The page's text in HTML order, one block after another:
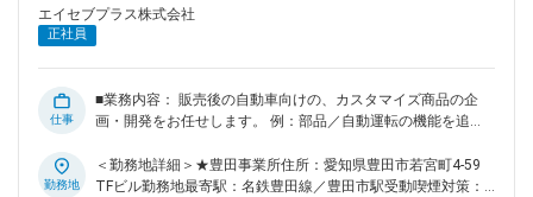
る環境： 月1回面談があり、業務状況・健康状態の確認、将来
発などのポジションもあり、様々なキャリアの選択が可能で
す。 変更の範囲：会社の定める業務
エイセブプラス株式会社
正社員
仕事
■業務内容： 販売後の自動車向けの、カスタマイズ商品の企
画・開発をお任せします。 例：部品／自動運転の機能を追
す。 ■企画開発の流れ： 企画・検討⇒大枠の設計（CATIA利
用）⇒詳細の開発は外部へ委託（海外）となります。 英語を
勤務地
＜勤務地詳細＞★豊田事業所住所：愛知県豊田市若宮町4-59
TFビル勤務地最寄駅：名鉄豊田線／豊田市駅受動喫煙対策：